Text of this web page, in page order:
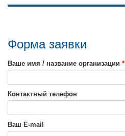
Форма заявки
Ваше имя / название организации *
Контактный телефон
Ваш E-mail